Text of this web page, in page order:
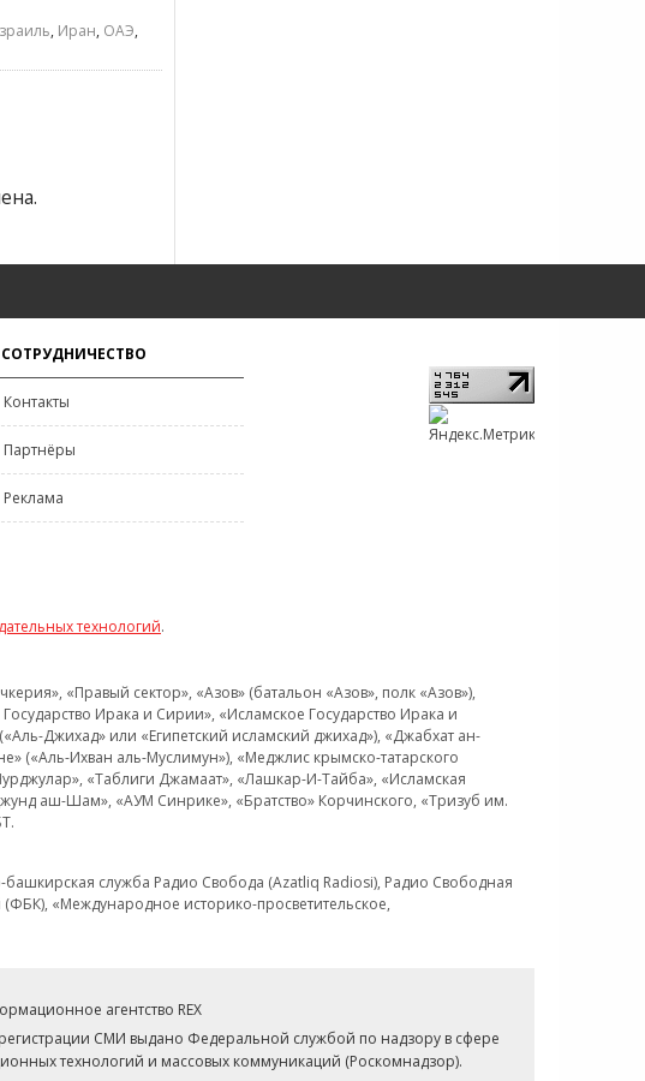
, Иран, ОАЭ,
СОТРУДНИЧЕСТВО
Контакты
Партнёры
Реклама
технологий.
«Правый сектор», «Азов» (батальон «Азов», полк «Азов»),
Ирака и Сирии», «Исламское Государство Ирака и
Джихад» или «Египетский исламский джихад»), «Джабхат ан-
(«Аль-Ихван аль-Муслимун»), «Меджлис крымско-татарского
«Таблиги Джамаат», «Лашкар-И-Тайба», «Исламская
аш-Шам», «АУМ Синрике», «Братство» Корчинского, «Тризуб им.
служба Радио Свобода (Azatliq Radiosi), Радио Свободная
«Международное историко-просветительское,
агентство REX
регистрации СМИ выдано Федеральной службой по надзору в сфере
технологий и массовых коммуникаций (Роскомнадзор).